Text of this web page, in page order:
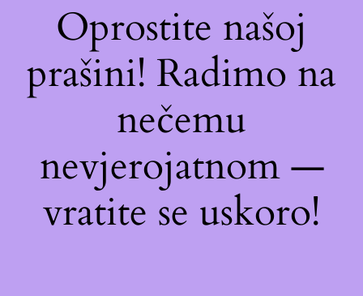
Oprostite našoj
prašini! Radimo na
nečemu
nevjerojatnom —
vratite se uskoro!